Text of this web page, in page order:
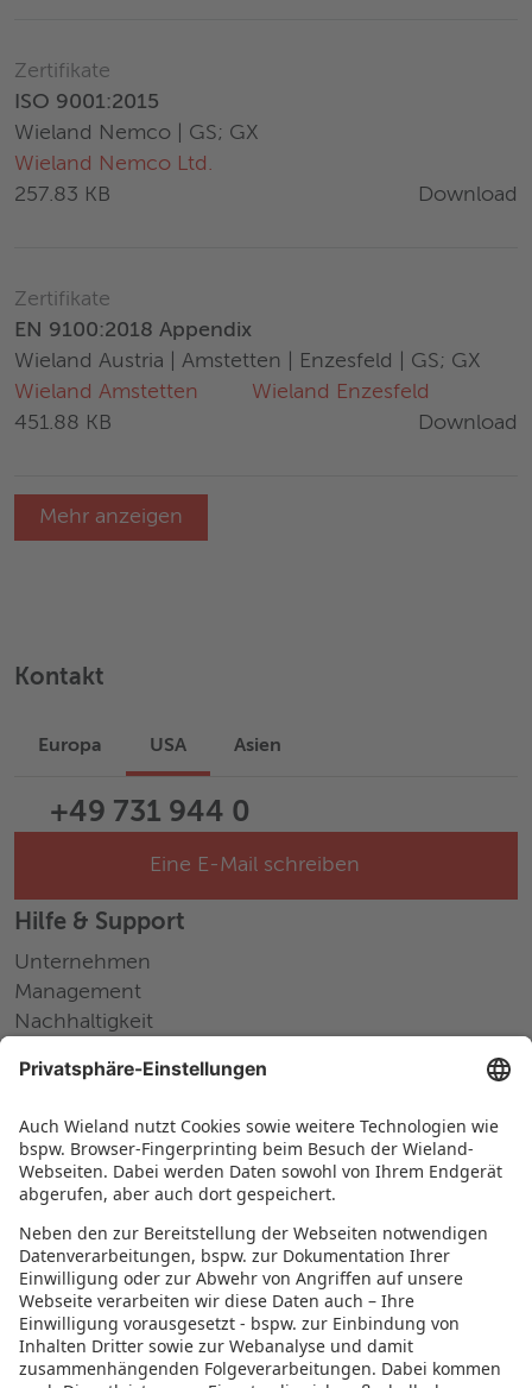
Zertifikate
ISO 9001:2015
Wieland Nemco | GS; GX
Wieland Nemco Ltd.
257.83 KB
Download
Zertifikate
EN 9100:2018 Appendix
Wieland Austria | Amstetten | Enzesfeld | GS; GX
Wieland Amstetten
Wieland Enzesfeld
451.88 KB
Download
Mehr anzeigen
Kontakt
Europa USA Asien
+49 731 944 0
Eine E-Mail schreiben
Hilfe & Support
Unternehmen
Management
Nachhaltigkeit
Messen und Events
Karriere
Arbeiten bei Wieland
Jobs Europa
Jobs Nordamerika
Jobs Asien